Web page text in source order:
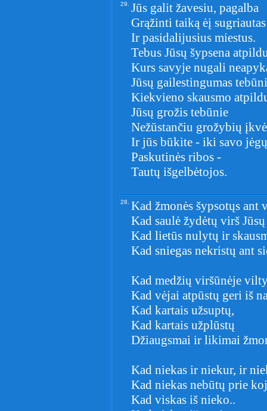
29. Jūs galit žavesiu, pagalba
Grąžinti taiką ėį
Ir pasidalijusius miestus.
Tebus Jūsų šypsena
Kurs savyje nugali
Jūsų gailestingumas
Kiekvieno skausmo
Jūsų grožis tebūnie
Nežūstančiu grožybių
Ir jūs būkite - iki savo jėgų
Paskutinės ribos -
Tautų išgelbėtojos.
28. Kad žmonės šypsotųs ant
Kad saulė žydėtų virš
Kad lietūs nulytų ir
Kad sniegas nekristų ant
Kad medžių viršūnėje
Kad vėjai atpūstų geri iš
Kad kartais užsuptų,
Kad kartais užplūstų
Džiaugsmai ir likimai
Kad niekas ir niekur, ir
Kad niekas nebūtų prie
Kad viskas iš nieko..